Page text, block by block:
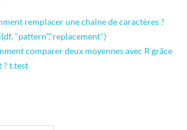
remplacer une chaîne de caractères ?
"pattern","replacement")
comparer deux moyennes avec R grâce
? t.test